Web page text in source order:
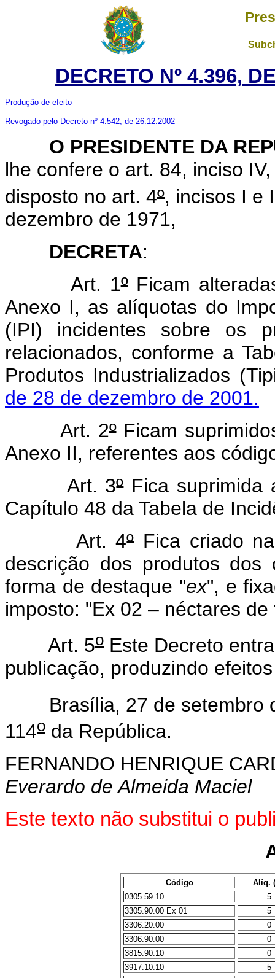
DECRETO Nº 4.396,
Produção de efeito
Revogado pelo Decreto nº 4.542, de 26.12.2002
O PRESIDENTE DA
lhe confere o art. 84, inciso
disposto no art. 4º, incisos I e
dezembro de 1971,
DECRETA:
Art. 1ºFicam
Anexo I, as alíquotas do
(IPI) incidentes sobre os
relacionados, conforme a
Produtos Industrializados
de 28 de dezembro de 2001.
Art. 2ºFicam
Anexo II, referentes aos
Art. 3ºFica suprimida
Capítulo 48 da Tabela de
Art. 4ºFica criado
descrição dos produtos dos
forma de destaque "ex", e
imposto: "Ex 02 – néctares de
Art. 5o Este Decreto
publicação, produzindo
Brasília, 27 de setembro
114o da República.
FERNANDO HENRIQUE
Everardo de Almeida Maciel
Este texto não substitui o
Código
Alíq.
0305.59.10
5
3305.90.00 Ex 01
5
3306.20.00
0
3306.90.00
0
3815.90.10
0
3917.10.10
5